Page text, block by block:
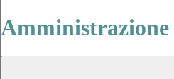
Amministrazione